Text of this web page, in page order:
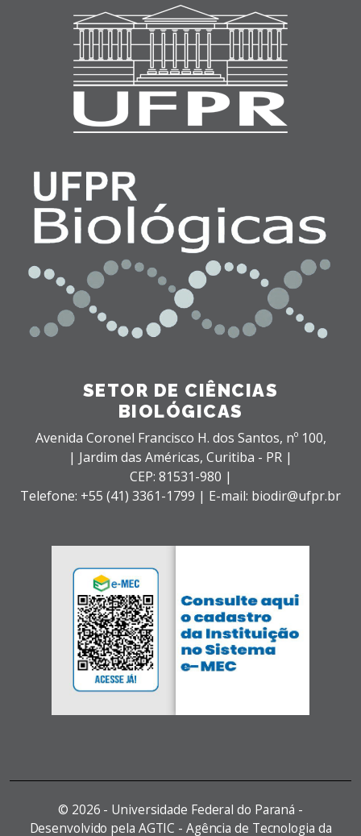
SETOR DE CIÊNCIAS
BIOLÓGICAS
Avenida Coronel Francisco H. dos Santos, nº 100,
| Jardim das Américas, Curitiba - PR |
CEP: 81531-980 |
Telefone: +55 (41) 3361-1799 | E-mail: biodir@ufpr.br
© 2026 - Universidade Federal do Paraná -
Desenvolvido pela AGTIC - Agência de Tecnologia da